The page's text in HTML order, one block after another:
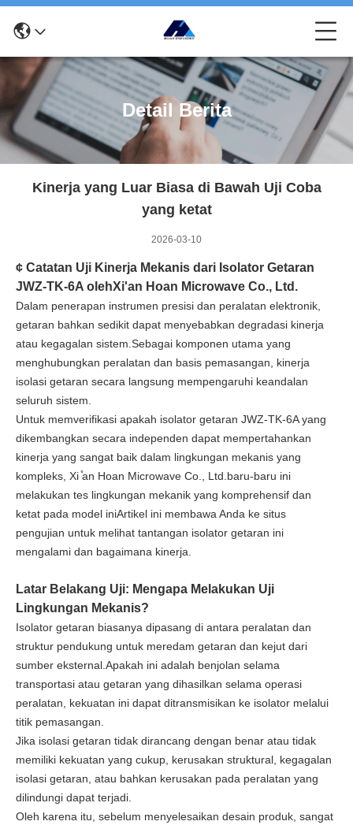
Detail Berita
Kinerja yang Luar Biasa di Bawah Uji Coba
yang ketat
2026-03-10
¢ Catatan Uji Kinerja Mekanis dari Isolator Getaran
JWZ-TK-6A olehXi'an Hoan Microwave Co., Ltd.
Dalam penerapan instrumen presisi dan peralatan elektronik,
getaran bahkan sedikit dapat menyebabkan degradasi kinerja
atau kegagalan sistem.Sebagai komponen utama yang
menghubungkan peralatan dan basis pemasangan, kinerja
isolasi getaran secara langsung mempengaruhi keandalan
seluruh sistem.
Untuk memverifikasi apakah isolator getaran JWZ-TK-6A yang
dikembangkan secara independen dapat mempertahankan
kinerja yang sangat baik dalam lingkungan mekanis yang
kompleks, Xi ̊an Hoan Microwave Co., Ltd.baru-baru ini
melakukan tes lingkungan mekanik yang komprehensif dan
ketat pada model iniArtikel ini membawa Anda ke situs
pengujian untuk melihat tantangan isolator getaran ini
mengalami dan bagaimana kinerja.
Latar Belakang Uji: Mengapa Melakukan Uji
Lingkungan Mekanis?
Isolator getaran biasanya dipasang di antara peralatan dan
struktur pendukung untuk meredam getaran dan kejut dari
sumber eksternal.Apakah ini adalah benjolan selama
transportasi atau getaran yang dihasilkan selama operasi
peralatan, kekuatan ini dapat ditransmisikan ke isolator melalui
titik pemasangan.
Jika isolasi getaran tidak dirancang dengan benar atau tidak
memiliki kekuatan yang cukup, kerusakan struktural, kegagalan
isolasi getaran, atau bahkan kerusakan pada peralatan yang
dilindungi dapat terjadi.
Oleh karena itu, sebelum menyelesaikan desain produk, sangat